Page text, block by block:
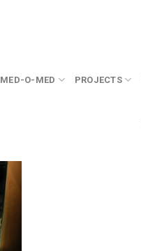
MED-O-MED PROJECTS